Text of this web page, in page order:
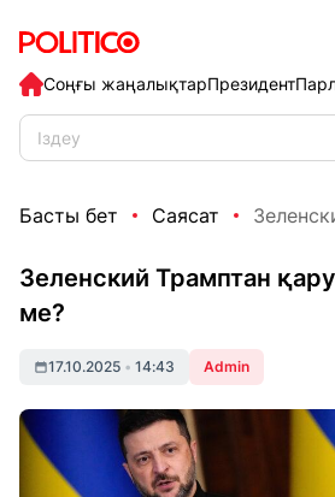
Соңғы жаңалықтарПрезидент
Басты бет Саясат
Зеленский Трамптан
ме?
17.10.2025 • 14:43 Admin